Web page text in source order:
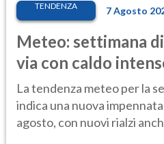
TENDENZA 7 Agosto
Meteo: settimana
via con caldo
temporale
La tendenza meteo per la
indica una nuova
agosto, con nuovi rialzi